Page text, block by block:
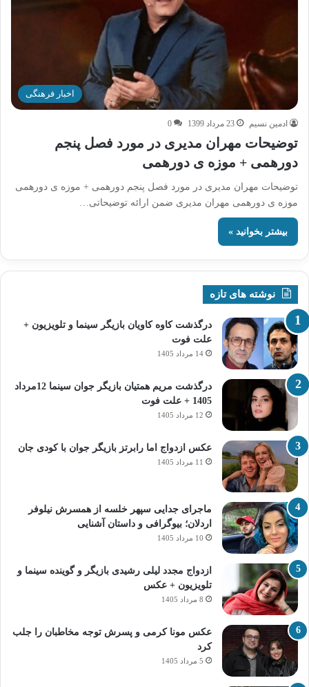
اخبار فرهنگی
ادمین نسیم 23 مرداد 1399 0
توضیحات مهران مدیری در مورد فصل پنجم
دورهمی + موزه ی دورهمی
توضیحات مهران مدیری در مورد فصل پنجم دورهمی + موزه ی دورهمی
موزه ی دورهمی مهران مدیری ضمن ارائه توضیحاتی…
بیشتر بخوانید »
نوشته های تازه
درگذشت کاوه کاویان بازیگر سینما و تلویزیون +
علت فوت
14 مرداد 1405
درگذشت مریم همتیان بازیگر جوان سینما 12مرداد
1405 + علت فوت
12 مرداد 1405
عکس ازدواج اما رابرتز بازیگر جوان با کودی جان
11 مرداد 1405
ماجرای جدایی سپهر خلسه از همسرش نیلوفر
اردلان؛ بیوگرافی و داستان آشنایی
10 مرداد 1405
ازدواج مجدد لیلی رشیدی بازیگر و گوینده سینما و
تلویزیون + عکس
8 مرداد 1405
عکس مونا کرمی و پسرش توجه مخاطبان را جلب
کرد
5 مرداد 1405